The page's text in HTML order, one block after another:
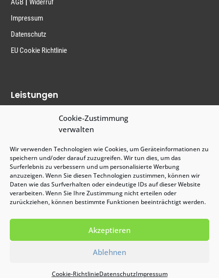
Cookie-Zustimmung
verwalten
Wir verwenden Technologien wie Cookies, um Geräteinformationen zu
speichern und/oder darauf zuzugreifen. Wir tun dies, um das
Surferlebnis zu verbessern und um personalisierte Werbung
anzuzeigen. Wenn Sie diesen Technologien zustimmen, können wir
Daten wie das Surfverhalten oder eindeutige IDs auf dieser Website
verarbeiten. Wenn Sie Ihre Zustimmung nicht erteilen oder
zurückziehen, können bestimmte Funktionen beeinträchtigt werden.
Akzeptieren
Ablehnen
Cookie-RichtlinieDatenschutzImpressum
AGB
Widerruf
Impressum
Datenschutz
EU Cookie Richtlinie
Leistungen
Treppenhausreinigung
Sonderreinigung
Containerreinigung
Teppichreinigung
Parkettreinigung
Reinigungsangebot